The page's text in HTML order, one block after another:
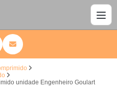
unidade Engenheiro Goulart